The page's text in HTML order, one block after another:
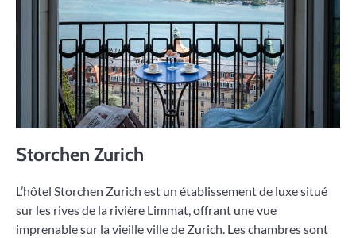
Storchen Zurich
L’hôtel Storchen Zurich est un établissement de luxe situé
sur les rives de la rivière Limmat, offrant une vue
imprenable sur la vieille ville de Zurich. Les chambres sont